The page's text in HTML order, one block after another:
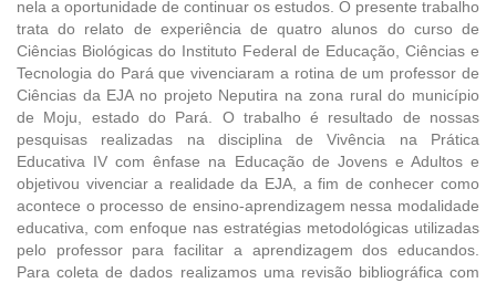
nela a oportunidade de continuar os estudos. O presente trabalho
trata do relato de experiência de quatro alunos do curso de
Ciências Biológicas do Instituto Federal de Educação, Ciências e
Tecnologia do Pará que vivenciaram a rotina de um professor de
Ciências da EJA no projeto Neputira na zona rural do município
de Moju, estado do Pará. O trabalho é resultado de nossas
pesquisas realizadas na disciplina de Vivência na Prática
Educativa IV com ênfase na Educação de Jovens e Adultos e
objetivou vivenciar a realidade da EJA, a fim de conhecer como
acontece o processo de ensino-aprendizagem nessa modalidade
educativa, com enfoque nas estratégias metodológicas utilizadas
pelo professor para facilitar a aprendizagem dos educandos.
Para coleta de dados realizamos uma revisão bibliográfica com